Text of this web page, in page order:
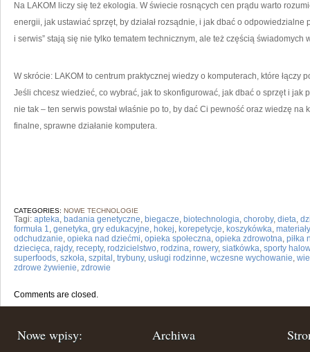
Na LAKOM liczy się też ekologia. W świecie rosnących cen prądu warto
energii, jak ustawiać sprzęt, by działał rozsądnie, i jak dbać o
i serwis” stają się nie tylko tematem technicznym, ale też częścią świadomych
W skrócie: LAKOM to centrum praktycznej wiedzy o komputerach, które łączy
Jeśli chcesz wiedzieć, co wybrać, jak to skonfigurować, jak dbać o sprzęt i jak
nie tak – ten serwis powstał właśnie po to, by dać Ci pewność oraz wiedzę
finalne, sprawne działanie komputera.
CATEGORIES: NOWE TECHNOLOGIE
Tagi: apteka, badania genetyczne, biegacze, biotechnologia, choroby, dieta,
formuła 1, genetyka, gry edukacyjne, hokej, korepetycje, koszykówka,
odchudzanie, opieka nad dziećmi, opieka społeczna, opieka zdrowotna, piłka
dziecięca, rajdy, recepty, rodzicielstwo, rodzina, rowery, siatkówka, sporty
superfoods, szkoła, szpital , trybuny, usługi rodzinne, wczesne wychowanie,
zdrowe żywienie, zdrowie
Comments are closed.
Nowe wpisy: Archiwa